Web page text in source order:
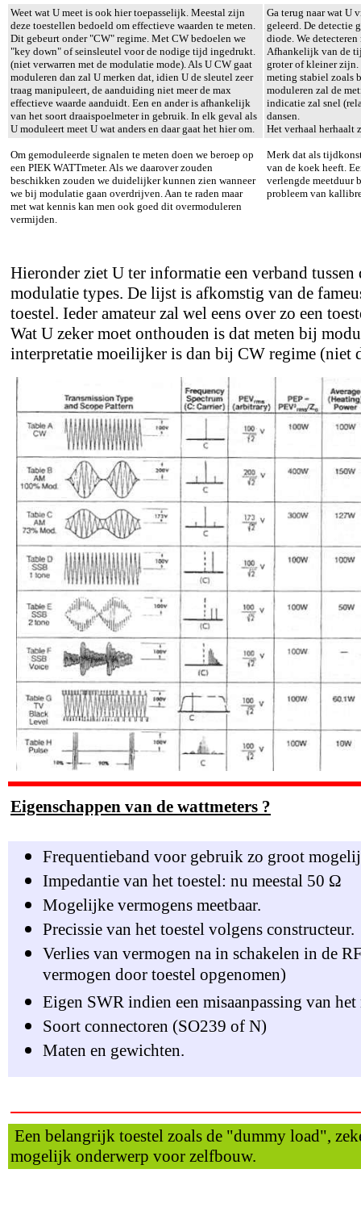
Weet wat U meet is ook hier toepasselijk. Meestal zijn
deze toestellen bedoeld om effectieve waarden te meten.
Dit gebeurt onder "CW" regime. Met CW bedoelen we
"key down" of seinsleutel voor de nodige tijd ingedrukt.
(niet verwarren met de modulatie mode). Als U CW gaat
moduleren dan zal U merken dat, idien U de sleutel zeer
traag manipuleert, de aanduiding niet meer de max
effectieve waarde aanduidt. Een en ander is afhankelijk
van het soort draaispoelmeter in gebruik. In elk geval als
U moduleert meet U wat anders en daar gaat het hier om.
Ga terug naar wat U
geleerd. De detectie
diode. We
Afhankelijk van de
groter of kleiner zijn.
meting stabiel zoals
moduleren zal de
indicatie zal snel
dansen.
Het verhaal herhaalt
Om gemoduleerde signalen te meten doen we beroep op
een PIEK WATTmeter. Als we daarover zouden
beschikken zouden we duidelijker kunnen zien wanneer
we bij modulatie gaan overdrijven. Aan te raden maar
met wat kennis kan men ook goed dit overmoduleren
vermijden.
Merk dat als
van de koek heeft.
verlengde meetduur
probleem van
Hieronder ziet U ter informatie een verband tussen
modulatie types. De lijst is afkomstig van de
toestel. Ieder amateur zal wel eens over zo een
Wat U zeker moet onthouden is dat meten bij
interpretatie moeilijker is dan bij CW regime (niet
Eigenschappen van de wattmeters ?
Frequentieband voor gebruik zo groot
Impedantie van het toestel: nu meestal 50 Ω
Mogelijke vermogens meetbaar.
Precissie van het toestel volgens constructeur.
Verlies van vermogen na in schakelen in de
vermogen door toestel opgenomen)
Eigen SWR indien een misaanpassing van
Soort connectoren (SO239 of N)
Maten en gewichten.
Een belangrijk toestel zoals de "dummy load",
mogelijk onderwerp voor zelfbouw.